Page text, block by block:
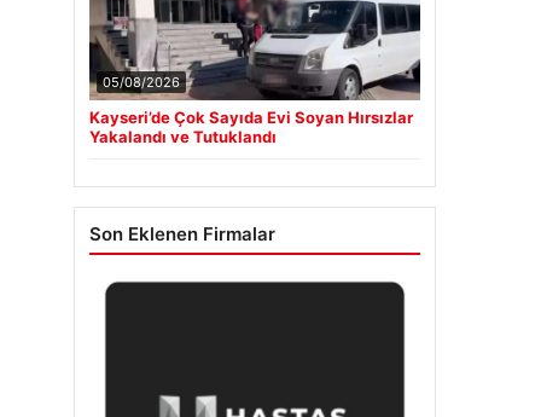
05/08/2026
Kayseri’de Çok Sayıda Evi Soyan Hırsızlar
Yakalandı ve Tutuklandı
Son Eklenen Firmalar